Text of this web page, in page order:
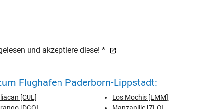
und akzeptiere diese! *
Flughafen Paderborn-Lippstadt:
[CUL]
Los Mochis [LMM]